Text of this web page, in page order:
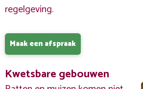
regelgeving.
Maak een afspraak
Kwetsbare gebouwen